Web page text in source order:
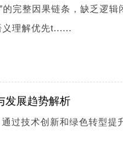
完整因果链条，缺乏逻辑
理解优先t......
发展趋势解析
过技术创新和绿色转型提